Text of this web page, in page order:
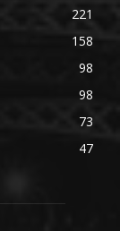
221
158
98
98
73
47